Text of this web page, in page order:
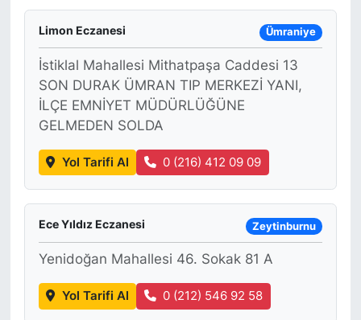
Limon Eczanesi Ümraniye
İstiklal Mahallesi Mithatpaşa Caddesi 13
SON DURAK ÜMRAN TIP MERKEZİ YANI,
İLÇE EMNİYET MÜDÜRLÜĞÜNE
GELMEDEN SOLDA
Yol Tarifi Al 0 (216) 412 09 09
Ece Yıldız Eczanesi Zeytinburnu
Yenidoğan Mahallesi 46. Sokak 81 A
Yol Tarifi Al 0 (212) 546 92 58